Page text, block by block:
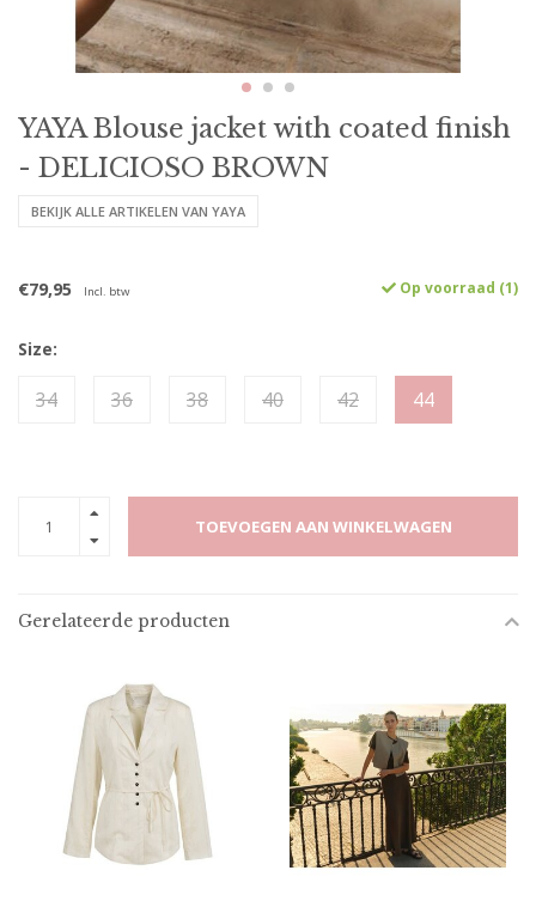
YAYA Blouse jacket with coated finish
- DELICIOSO BROWN
BEKIJK ALLE ARTIKELEN VAN YAYA
€79,95 Incl. btw Op voorraad (1)
Size:
34 36 38 40 42 44
TOEVOEGEN AAN WINKELWAGEN
Gerelateerde producten